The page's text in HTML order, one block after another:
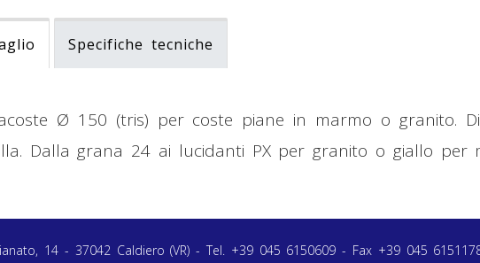
Specifiche tecniche
Ø 150 (tris) per coste piane in marmo o granito.
Dalla grana 24 ai lucidanti PX per granito o giallo per
14 - 37042 Caldiero (VR) - Tel. +39 045 6150609 - Fax +39 045